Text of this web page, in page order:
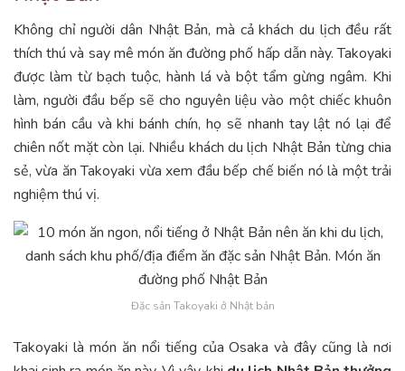
Không chỉ người dân Nhật Bản, mà cả khách du lịch đều rất
thích thú và say mê món ăn đường phố hấp dẫn này. Takoyaki
được làm từ bạch tuộc, hành lá và bột tẩm gừng ngâm. Khi
làm, người đầu bếp sẽ cho nguyên liệu vào một chiếc khuôn
hình bán cầu và khi bánh chín, họ sẽ nhanh tay lật nó lại để
chiên nốt mặt còn lại. Nhiều khách du lịch Nhật Bản từng chia
sẻ, vừa ăn Takoyaki vừa xem đầu bếp chế biến nó là một trải
nghiệm thú vị.
Đặc sản Takoyaki ở Nhật bản
Takoyaki là món ăn nổi tiếng của Osaka và đây cũng là nơi